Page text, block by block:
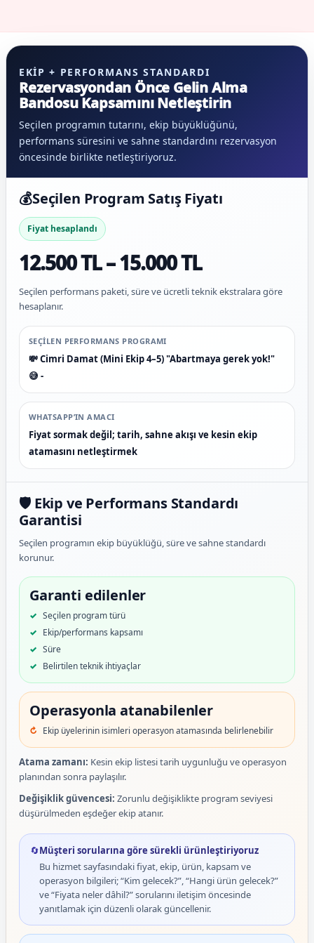
EKIP + PERFORMANS STANDARDI
Rezervasyondan Önce Gelin Alma
Bandosu Kapsamını Netleştirin
Seçilen programın tutarını, ekip büyüklüğünü,
performans süresini ve sahne standardını rezervasyon
öncesinde birlikte netleştiriyoruz.
💰Seçilen Program Satış Fiyatı
Fiyat hesaplandı
12.500 TL – 15.000 TL
Seçilen performans paketi, süre ve ücretli teknik ekstralara göre
hesaplanır.
SEÇILEN PERFORMANS PROGRAMI
💸 Cimri Damat (Mini Ekip 4–5) "Abartmaya gerek yok!"
😅 -
WHATSAPP’IN AMACI
Fiyat sormak değil; tarih, sahne akışı ve kesin ekip
atamasını netleştirmek
🛡️ Ekip ve Performans Standardı
Garantisi
Seçilen programın ekip büyüklüğü, süre ve sahne standardı
korunur.
Garanti edilenler
Seçilen program türü
Ekip/performans kapsamı
Süre
Belirtilen teknik ihtiyaçlar
Operasyonla atanabilenler
Ekip üyelerinin isimleri operasyon atamasında belirlenebilir
Atama zamanı: Kesin ekip listesi tarih uygunluğu ve operasyon
planından sonra paylaşılır.
Değişiklik güvencesi: Zorunlu değişiklikte program seviyesi
düşürülmeden eşdeğer ekip atanır.
🔄Müşteri sorularına göre sürekli ürünleştiriyoruz
Bu hizmet sayfasındaki fiyat, ekip, ürün, kapsam ve
operasyon bilgileri; “Kim gelecek?”, “Hangi ürün gelecek?”
ve “Fiyata neler dâhil?” sorularını iletişim öncesinde
yanıtlamak için düzenli olarak güncellenir.